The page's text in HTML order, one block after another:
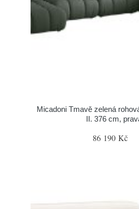
Micadoni Tmavě zelená
II. 376 cm,
86 190 Kč